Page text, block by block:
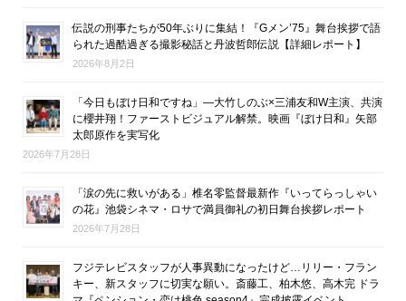
伝説の刑事たちが50年ぶりに集結！『Gメン’75』舞台挨拶で語
られた過酷過ぎる撮影秘話と丹波哲郎伝説【詳細レポート】
2026年8月2日
「今日もぼけ日和ですね」―大竹しのぶ×三浦友和W主演、共演
に櫻井翔！ファーストビジュアル解禁。映画『ぼけ日和』矢部
太郎原作を実写化
2026年7月28日
「涙の先に救いがある」椎名零監督最新作『いってらっしゃい
の花』池袋シネマ・ロサで満員御礼の初日舞台挨拶レポート
2026年7月28日
フジテレビスタッフが人事異動になったけど…リリー・フラン
キー、新スタッフに切実な願い。斎藤工、柏木悠、高木完 ドラ